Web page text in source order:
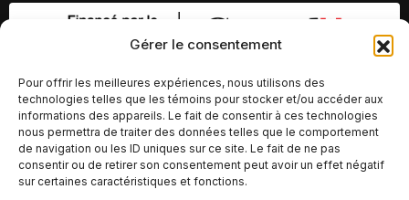
Gérer le consentement
Pour offrir les meilleures expériences, nous utilisons des
technologies telles que les témoins pour stocker et/ou accéder aux
informations des appareils. Le fait de consentir à ces technologies
nous permettra de traiter des données telles que le comportement
de navigation ou les ID uniques sur ce site. Le fait de ne pas
consentir ou de retirer son consentement peut avoir un effet négatif
sur certaines caractéristiques et fonctions.